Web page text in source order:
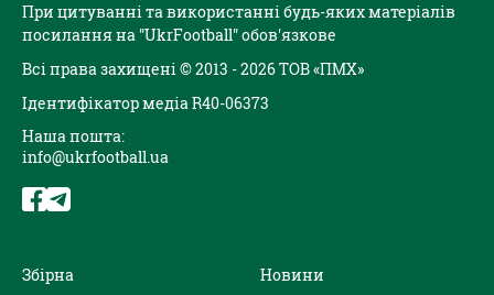
При цитуванні та використанні будь-яких матеріалів
посилання на "UkrFootball" обов'язкове
Всі права захищені © 2013 - 2026 ТОВ «ПМХ»
Ідентифікатор медіа R40-06373
Наша пошта:
info@ukrfootball.ua
Збірна
Новини